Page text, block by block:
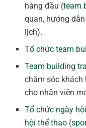
hàng đầu (team
quan, hướng
lịch).
Tổ chức team
Team building
chăm sóc khách
cho nhân viên
Tổ chức ngày
hội thể thao (